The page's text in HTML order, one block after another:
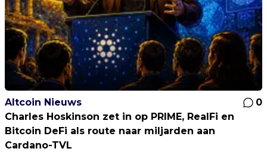
Altcoin Nieuws
0
Charles Hoskinson zet in op PRIME, RealFi en
Bitcoin DeFi als route naar miljarden aan
Cardano-TVL